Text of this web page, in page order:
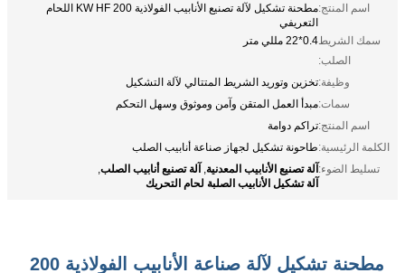
اسم المنتج:
مطحنة تشكيل لآلة تصنيع الأنابيب الفولاذية 200 KW HF اللحام
التعريفي
سمك الشريط
الصلب:
0.4*22 مللي متر
وظيفة:تخزين وتوريد الشريط المتتالي لآلة التشكيل
سمات:مبدأ العمل المتقن وآمن وموثوق وسهل التحكم
اسم المنتج:تراكم دوامة
الكلمة الرئيسية:طاحونة تشكيل لجهاز صناعة أنابيب الصلب
تسليط الضوء:آلة تصنيع الأنابيب المعدنية, آلة تصنيع أنابيب الصلب,
آلة تشكيل الأنابيب الصلبة لحام التحريك
مطحنة تشكيل لآلة صناعة الأنابيب الفولاذية 200